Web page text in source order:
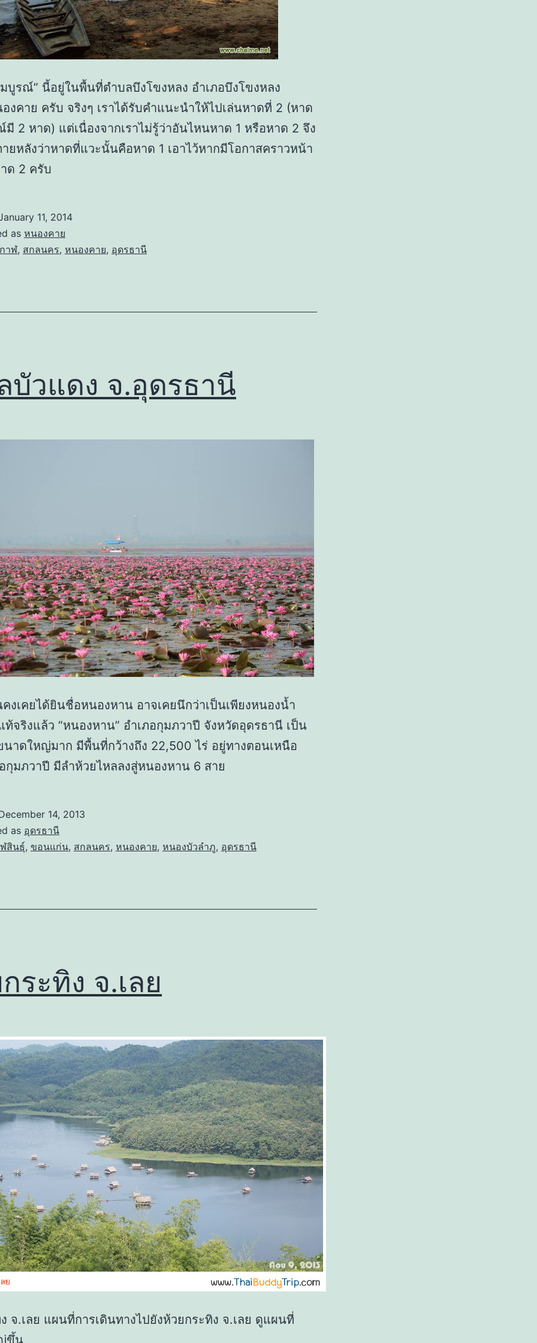
บูรณ์” นี้อยู่ในพื้นที่ตำบลบึงโขงหลง อำเภอบึงโขงหลง
งคาย ครับ จริงๆ เราได้รับคำแนะนำให้ไปเล่นหาดที่ 2 (หาด
2 หาด) แต่เนื่องจากเราไม่รู้ว่าอันไหนหาด 1 หรือหาด 2 จึง
ยหลังว่าหาดที่แวะนั้นคือหาด 1 เอาไว้หากมีโอกาสคราวหน้า
ด 2 ครับ
11, 2014
as หนองคาย
าฬ, สกลนคร, หนองคาย, อุดรธานี
บัวแดง จ.อุดรธานี
งเคยได้ยินชื่อหนองหาน อาจเคยนึกว่าเป็นเพียงหนองน้ำ
ท้จริงแล้ว “หนองหาน” อำเภอกุมภวาปี จังหวัดอุดรธานี เป็น
าดใหญ่มาก มีพื้นที่กว้างถึง 22,500 ไร่ อยู่ทางตอนเหนือ
กุมภวาปี มีลำห้วยไหลลงสู่หนองหาน 6 สาย
14, 2013
as อุดรธานี
สินธุ์, ขอนแก่น, สกลนคร, หนองคาย, หนองบัวลำภู, อุดรธานี
ระทิง จ.เลย
จ.เลย แผนที่การเดินทางไปยังห้วยกระทิง จ.เลย ดูแผนที่
ขึ้น